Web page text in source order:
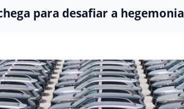
para desafiar a